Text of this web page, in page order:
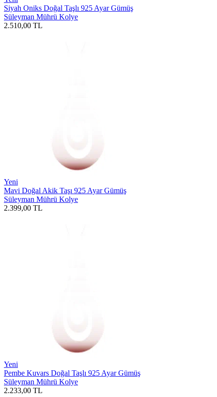
Siyah Oniks Doğal Taşlı 925 Ayar Gümüş
Süleyman Mührü Kolye
2.510,00 TL
Yeni
Mavi Doğal Akik Taşı 925 Ayar Gümüş
Süleyman Mührü Kolye
2.399,00 TL
Yeni
Pembe Kuvars Doğal Taşlı 925 Ayar Gümüş
Süleyman Mührü Kolye
2.233,00 TL